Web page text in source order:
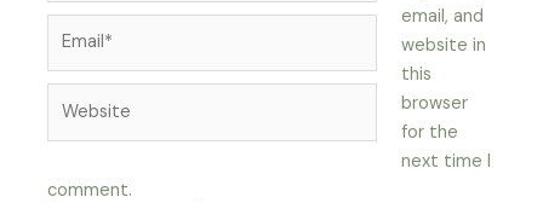
email, and
website in
this
browser
for the
next time I
comment.